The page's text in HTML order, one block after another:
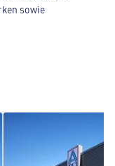
sowie